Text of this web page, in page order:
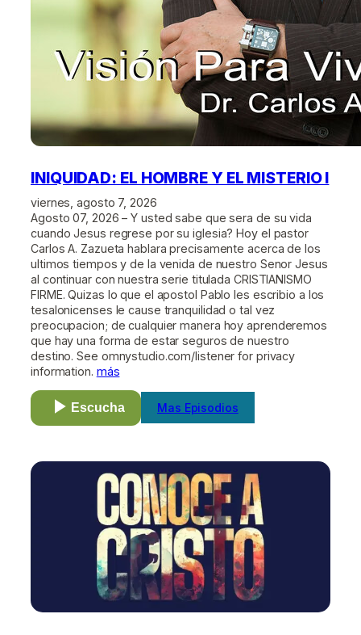
INIQUIDAD: EL HOMBRE Y EL MISTERIO I
viernes, agosto 7, 2026
Agosto 07, 2026 – Y usted sabe que sera de su vida
cuando Jesus regrese por su iglesia? Hoy el pastor
Carlos A. Zazueta hablara precisamente acerca de los
ultimos tiempos y de la venida de nuestro Senor Jesus
al continuar con nuestra serie titulada CRISTIANISMO
FIRME. Quizas lo que el apostol Pablo les escribio a los
tesalonicenses le cause tranquilidad o tal vez
preocupacion; de cualquier manera hoy aprenderemos
que hay una forma de estar seguros de nuestro
destino. See omnystudio.com/listener for privacy
information. más
Escucha Mas Episodios